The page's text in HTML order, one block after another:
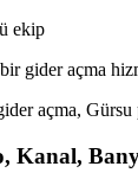
ekip
gider açma
açma,
Kanal,